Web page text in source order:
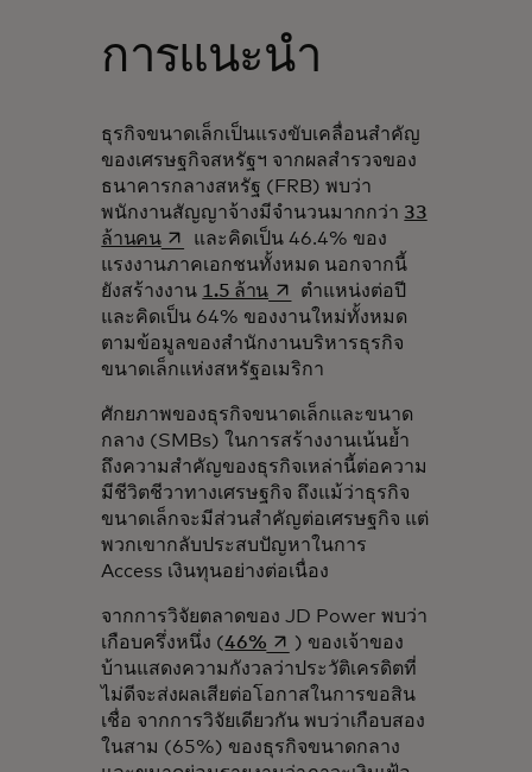
การแนะนำ
ธุรกิจขนาดเล็กเป็นแรงขับเคลื่อนสำคัญ
ของเศรษฐกิจสหรัฐฯ จากผลสำรวจของ
ธนาคารกลางสหรัฐ (FRB) พบว่า
พนักงานสัญญาจ้างมีจำนวนมากกว่า 33
ล้านคนopens in a new tab
และคิดเป็น 46.4% ของ
แรงงานภาคเอกชนทั้งหมด นอกจากนี้
ยังสร้างงาน 1.5 ล้านopens in a new tab
ตำแหน่งต่อปี
และคิดเป็น 64% ของงานใหม่ทั้งหมด
ตามข้อมูลของสำนักงานบริหารธุรกิจ
ขนาดเล็กแห่งสหรัฐอเมริกา
ศักยภาพของธุรกิจขนาดเล็กและขนาด
กลาง (SMBs) ในการสร้างงานเน้นย้ำ
ถึงความสำคัญของธุรกิจเหล่านี้ต่อความ
มีชีวิตชีวาทางเศรษฐกิจ ถึงแม้ว่าธุรกิจ
ขนาดเล็กจะมีส่วนสำคัญต่อเศรษฐกิจ แต่
พวกเขากลับประสบปัญหาในการ
Access เงินทุนอย่างต่อเนื่อง
จากการวิจัยตลาดของ JD Power พบว่า
เกือบครึ่งหนึ่ง (46%opens in a new tab
) ของเจ้าของ
บ้านแสดงความกังวลว่าประวัติเครดิตที่
ไม่ดีจะส่งผลเสียต่อโอกาสในการขอสิน
เชื่อ จากการวิจัยเดียวกัน พบว่าเกือบสอง
ในสาม (65%) ของธุรกิจขนาดกลาง